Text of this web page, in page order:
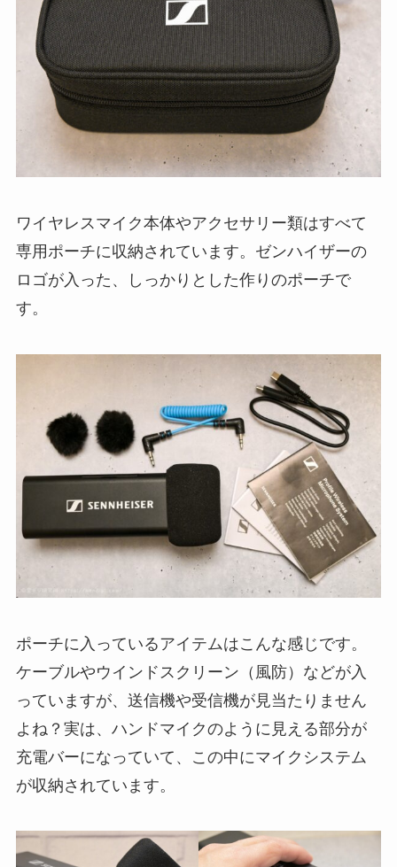
ワイヤレスマイク本体やアクセサリー類はすべて
専用ポーチに収納されています。ゼンハイザーの
ロゴが入った、しっかりとした作りのポーチで
す。
ポーチに入っているアイテムはこんな感じです。
ケーブルやウインドスクリーン（風防）などが入
っていますが、送信機や受信機が見当たりません
よね？実は、ハンドマイクのように見える部分が
充電バーになっていて、この中にマイクシステム
が収納されています。